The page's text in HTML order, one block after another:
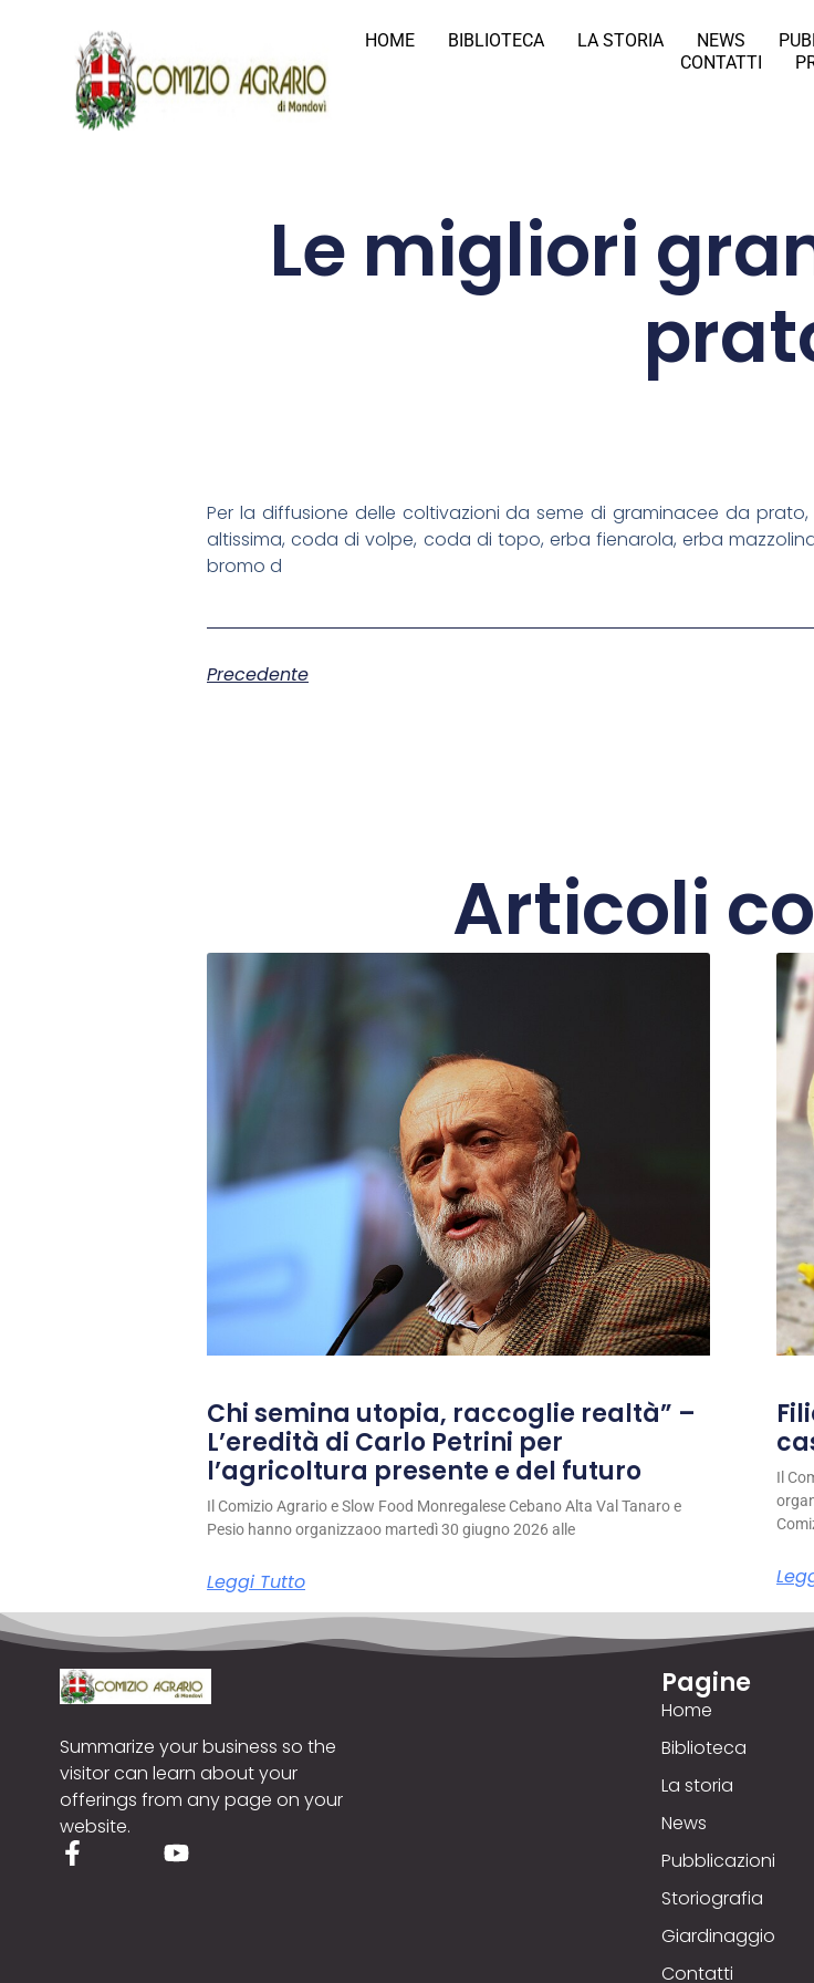
HOME BIBLIOTECA LA STORIA NEWS
CONTATTI
Le migliori
Per la diffusione delle coltivazioni da seme di graminacee da
altissima, coda di volpe, coda di topo, erba fienarola, erba
bromo d
Precedente
Articoli
Chi semina utopia, raccoglie realtà” –
L’eredità di Carlo Petrini per
l’agricoltura presente e del futuro
Il Comizio Agrario e Slow Food Monregalese Cebano Alta Val Tanaro e
Pesio hanno organizzaoo martedì 30 giugno 2026 alle
Leggi Tutto
Il
Summarize your business so the
visitor can learn about your
offerings from any page on your
website.
Pagine
Home
Biblioteca
La storia
News
Pubblicazioni
Storiografia
Giardinaggio
Contatti